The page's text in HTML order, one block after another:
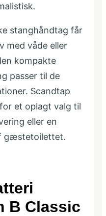
stanghåndtag får
med våde eller
kompakte
passer til de
Scandtap
et oplagt valg til
eller en
gæstetoilettet.
B Classic